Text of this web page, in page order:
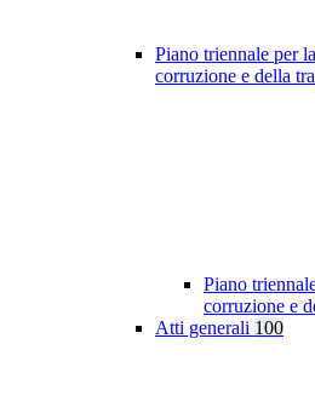
Piano triennale per
corruzione e della
Piano
corruzione e
Atti generali 100